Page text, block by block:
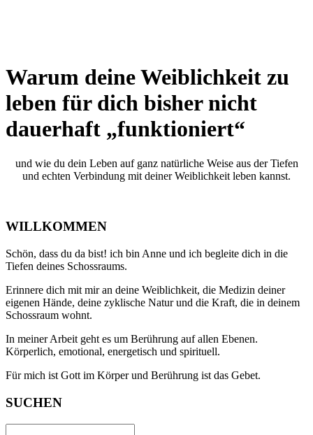
Warum deine Weiblichkeit zu
leben für dich bisher nicht
dauerhaft „funktioniert“
und wie du dein Leben auf ganz natürliche Weise aus der Tiefen
und echten Verbindung mit deiner Weiblichkeit leben kannst.
WILLKOMMEN
Schön, dass du da bist! ich bin Anne und ich begleite dich in die
Tiefen deines Schossraums.
Erinnere dich mit mir an deine Weiblichkeit, die Medizin deiner
eigenen Hände, deine zyklische Natur und die Kraft, die in deinem
Schossraum wohnt.
In meiner Arbeit geht es um Berührung auf allen Ebenen.
Körperlich, emotional, energetisch und spirituell.
Für mich ist Gott im Körper und Berührung ist das Gebet.
SUCHEN